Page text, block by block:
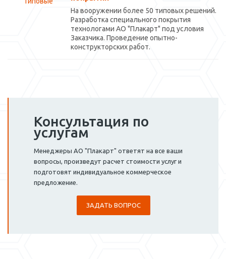
На вооружении более 50 типовых решений.
Разработка специального покрытия
технологами АО "Плакарт" под условия
Заказчика. Проведение опытно-
конструкторских работ.
Консультация по
услугам
Менеджеры АО "Плакарт" ответят на все ваши
вопросы, произведут расчет стоимости услуг и
подготовят индивидуальное коммерческое
предложение.
ЗАДАТЬ ВОПРОС